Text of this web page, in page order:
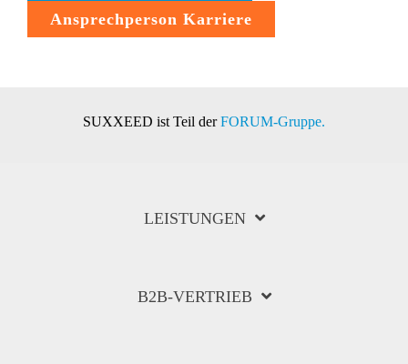
Ansprechperson Karriere
SUXXEED ist Teil derFORUM-Gruppe.
LEISTUNGEN
B2B-VERTRIEB